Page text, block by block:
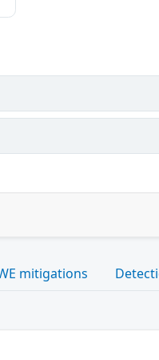
mitigations